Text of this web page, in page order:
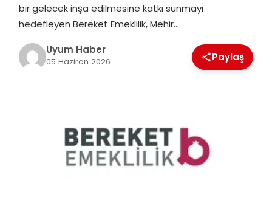
bir gelecek inşa edilmesine katkı sunmayı
hedefleyen Bereket Emeklilik, Mehir…
Uyum Haber
05 Haziran 2026 Paylaş